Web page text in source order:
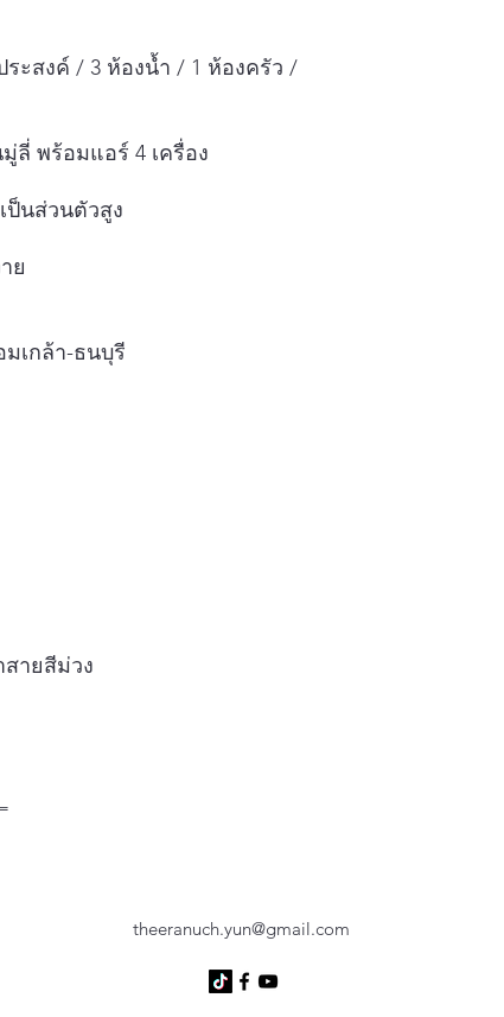
ะสงค์ / 3 ห้องน้ำ / 1 ห้องครัว /
ลี่ พร้อมแอร์ 4 เครื่อง
ป็นส่วนตัวสูง
ย
เกล้า-ธนบุรี
ายสีม่วง
theeranuch.yun@gmail.com